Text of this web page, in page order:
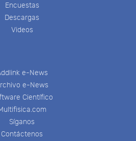
Encuestas
Descargas
Videos
e-News
e-News
Científico
Síganos
Contáctenos